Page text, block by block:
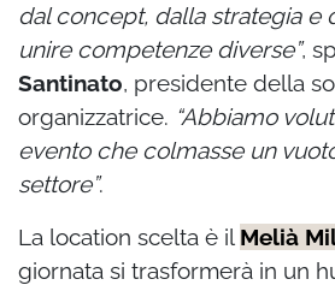
dal concept, dalla strategia e
unire competenze diverse”,
Santinato, presidente della
organizzatrice. “Abbiamo
evento che colmasse un
settore”.
La location scelta è il Melià
giornata si trasformerà in un